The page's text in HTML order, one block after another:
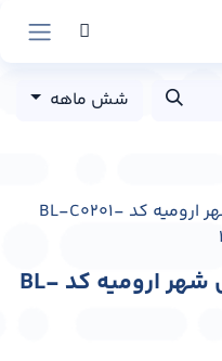
شش ماهه
بیلبورد مولوی بعد از تونل شهر ارومیه کد BL-